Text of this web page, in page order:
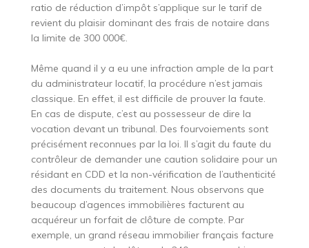
ratio de réduction d’impôt s’applique sur le tarif de
revient du plaisir dominant des frais de notaire dans
la limite de 300 000€.
Même quand il y a eu une infraction ample de la part
du administrateur locatif, la procédure n’est jamais
classique. En effet, il est difficile de prouver la faute.
En cas de dispute, c’est au possesseur de dire la
vocation devant un tribunal. Des fourvoiements sont
précisément reconnues par la loi. Il s’agit du faute du
contrôleur de demander une caution solidaire pour un
résidant en CDD et la non-vérification de l’authenticité
des documents du traitement. Nous observons que
beaucoup d’agences immobilières facturent au
acquéreur un forfait de clôture de compte. Par
exemple, un grand réseau immobilier français facture